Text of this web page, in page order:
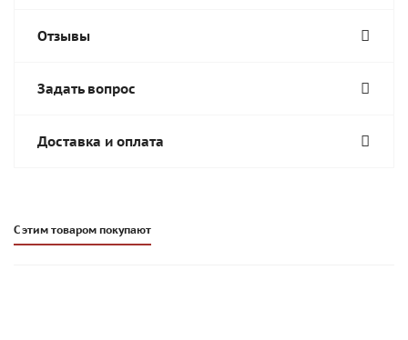
Отзывы
Задать вопрос
Доставка и оплата
С этим товаром покупают